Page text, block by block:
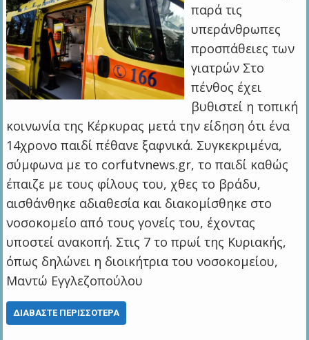
παρά τις
υπεράνθρωπες
προσπάθειες των
γιατρών Στο
πένθος έχει
βυθιστεί η τοπική
κοινωνία της Κέρκυρας μετά την είδηση ότι ένα
14χρονο παιδί πέθανε ξαφνικά. Συγκεκριμένα,
σύμφωνα με το corfutvnews.gr, το παιδί καθώς
έπαιζε με τους φίλους του, χθες το βράδυ,
αισθάνθηκε αδιαθεσία και διακομίσθηκε στο
νοσοκομείο από τους γονείς του, έχοντας
υποστεί ανακοπή. Στις 7 το πρωί της Κυριακής,
όπως δηλώνει η διοικήτρια του νοσοκομείου,
Μαντώ Εγγλεζοπούλου
ΔΙΑΒΆΣΤΕ ΠΕΡΙΣΣΌΤΕΡΑ